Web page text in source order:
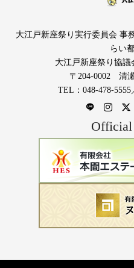
大江戸新座祭り実行委員会
らい
大江戸新座祭り協
〒204-0002 清
TEL：048-478-5555
Official